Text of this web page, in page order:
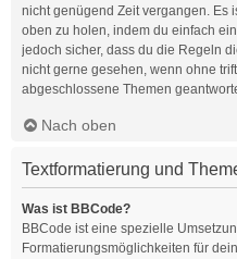
nicht genügend Zeit vergangen. Es
oben zu holen, indem du einfach
jedoch sicher, dass du die Regeln
nicht gerne gesehen, wenn ohne
abgeschlossene Themen
Nach oben
Textformatierung und
Was ist BBCode?
BBCode ist eine spezielle
Formatierungsmöglichkeiten für